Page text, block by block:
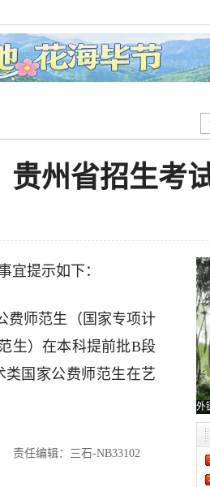
州省招生考
宜提示如下：
费师范生（国家专项计
生）在本科提前批B段
国家公费师范生在艺
责任编辑：三石-NB33102
外